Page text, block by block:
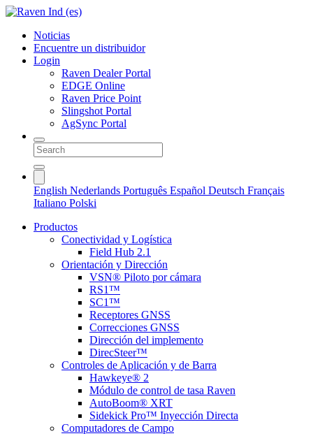
Noticias
Encuentre un distribuidor
Login
Raven Dealer Portal
EDGE Online
Raven Price Point
Slingshot Portal
AgSync Portal
English Nederlands Português Español Deutsch Français
Italiano Polski
Productos
Conectividad y Logística
Field Hub 2.1
Orientación y Dirección
VSN® Piloto por cámara
RS1™
SC1™
Receptores GNSS
Correcciones GNSS
Dirección del implemento
DirecSteer™
Controles de Aplicación y de Barra
Hawkeye® 2
Módulo de control de tasa Raven
AutoBoom® XRT
Sidekick Pro™ Inyección Directa
Computadores de Campo